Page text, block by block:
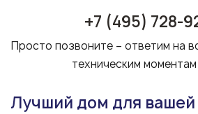
+7 (495) 728-
Просто позвоните – ответим на
техническим
Лучший дом для